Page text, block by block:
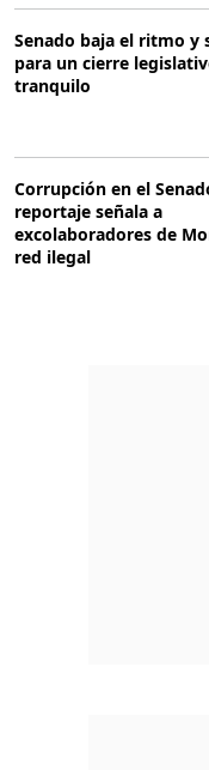
Senado baja el ritmo y
para un cierre
tranquilo
Corrupción en el
reportaje señala a
excolaboradores de
red ilegal